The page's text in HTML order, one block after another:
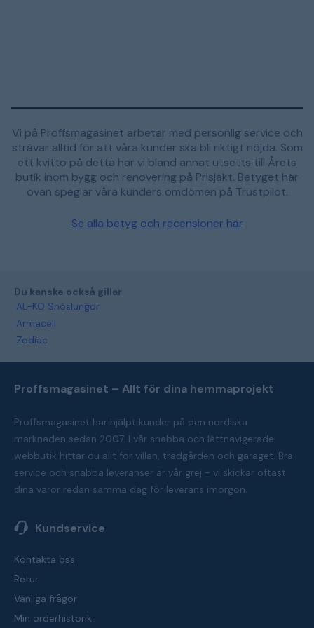
Vi på Proffsmagasinet arbetar med personlig service och
strävar alltid för att våra kunder ska bli riktigt nöjda. Som
ett kvitto på detta har vi bland annat utsetts till Årets
butik inom bygg och renovering på Prisjakt. Betyget här
ovan speglar våra kunders omdömen på Trustpilot.
Se alla betyg och recensioner här
Du kanske också gillar
AL-KO Snöslungor
Armacell
Zodiac
Proffsmagasinet – Allt för dina hemmaprojekt
Proffsmagasinet har hjälpt kunder på den nordiska
marknaden sedan 2007. I vår snabba och lättnavigerade
webbutik hittar du allt för villan, trädgården och garaget. Bra
service och snabba leveranser är vår grej - vi skickar oftast
dina varor redan samma dag för leverans imorgon.
Kundservice
Kontakta oss
Retur
Vanliga frågor
Min orderhistorik